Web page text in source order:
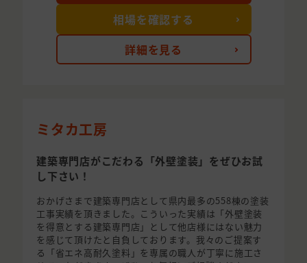
詳細を見る
相場を確認する
ミタカ工房
建築専門店がこだわる「外壁塗装」をぜひお試
し下さい！
おかげさまで建築専門店として県内最多の558棟の塗装
工事実績を頂きました。こういった実績は「外壁塗装
を得意とする建築専門店」として他店様にはない魅力
を感じて頂けたと自負しております。我々のご提案す
る「省エネ高耐久塗料」を専属の職人が丁寧に施工さ